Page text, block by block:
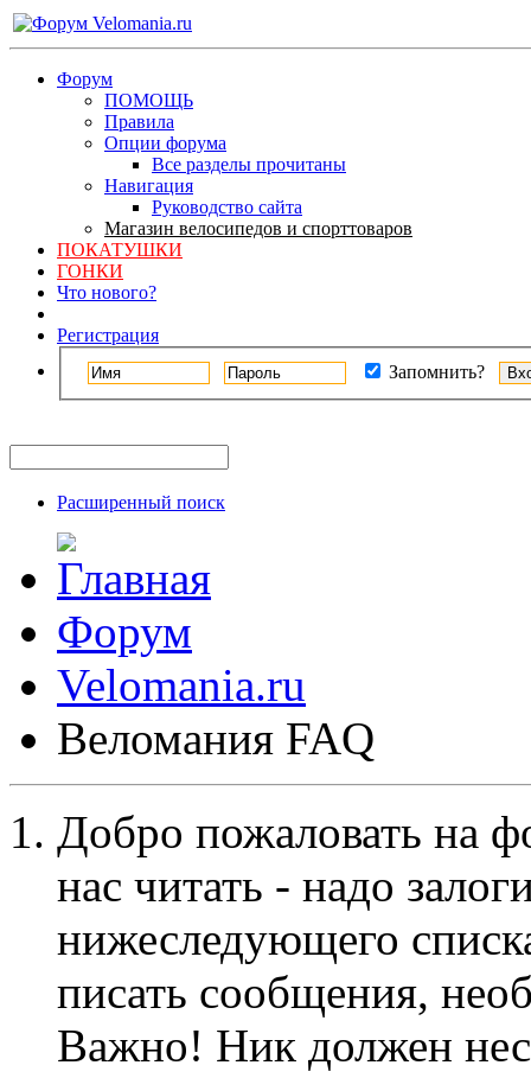
Форум
ПОМОЩЬ
Правила
Опции форума
Все разделы прочитаны
Навигация
Руководство сайта
Магазин велосипедов и спорттоваров
ПОКАТУШКИ
ГОНКИ
Что нового?
Регистрация
Запомнить?
Расширенный поиск
Форум
Velomania.ru
Веломания FAQ
Добро пожаловать на
нас читать - надо
нижеследующего
писать сообщения,
Важно! Ник должен